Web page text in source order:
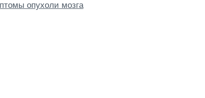
опухоли мозга